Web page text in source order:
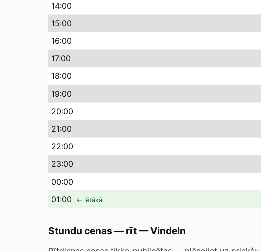
14:00
15:00
16:00
17:00
18:00
19:00
20:00
21:00
22:00
23:00
00:00
01:00 ← lētākā
Stundu cenas — rīt—Vindeln